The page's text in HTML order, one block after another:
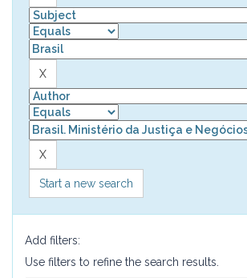
Start a new search
Add filters:
Use filters to refine the search results.